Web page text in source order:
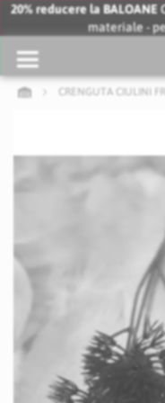
20% reducere la BALOANE
materiale -
CRENGUTA CIULINI
the
gallery